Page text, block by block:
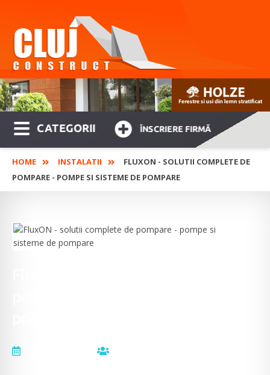
CATEGORII ÎNSCRIERE FIRMĂ
HOME INSTALATII
FLUXON - SOLUTII COMPLETE DE
POMPARE - POMPE SI SISTEME DE POMPARE